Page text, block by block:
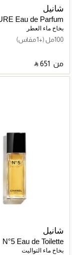
شانيل
Eau de Parfum
Vaporisateur
بخاخ ماء العطر
100مل (+1 مقاس)
من ‎ ⃁ ⁦651⁩ ‎
شانيل
N°5 Eau de Toilette
Vaporisateur
بخاخ ماء التواليت